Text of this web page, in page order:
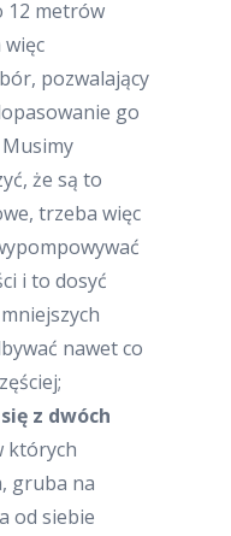
12 metrów
więc
pozwalający
go
że są to
trzeba więc
i to dosyć
nawet co
z dwóch
których
gruba na
od siebie